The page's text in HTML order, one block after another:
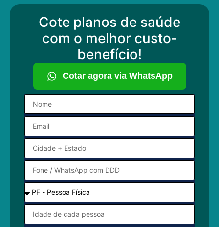
Cote planos de saúde
com o melhor custo-
benefício!
Cotar agora via WhatsApp